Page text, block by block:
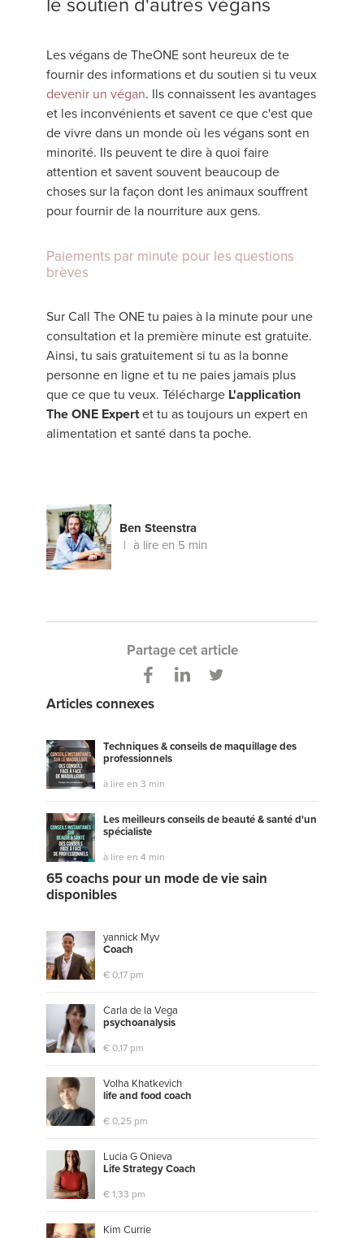
Les végans de TheONE sont heureux de te
fournir des informations et du soutien si tu veux
devenir un végan. Ils connaissent les avantages
et les inconvénients et savent ce que c'est que
de vivre dans un monde où les végans sont en
minorité. Ils peuvent te dire à quoi faire
attention et savent souvent beaucoup de
choses sur la façon dont les animaux souffrent
pour fournir de la nourriture aux gens.
Paiements par minute pour les questions
brèves
Sur Call The ONE tu paies à la minute pour une
consultation et la première minute est gratuite.
Ainsi, tu sais gratuitement si tu as la bonne
personne en ligne et tu ne paies jamais plus
que ce que tu veux. Télécharge L'application
The ONE Expertet tu as toujours un expert en
alimentation et santé dans ta poche.
Ben Steenstra
à lire en 5 min
Partage cet article
Articles connexes
Techniques & conseils de maquillage des
professionnels
à lire en 3 min
Les meilleurs conseils de beauté & santé d'un
spécialiste
à lire en 4 min
65 coachs pour un mode de vie sain
disponibles
yannick Myv
Coach
€ 0,17 pm
Carla de la Vega
psychoanalysis
€ 0,17 pm
Volha Khatkevich
lifeand food coach
€ 0,25 pm
Lucia G Onieva
LifeStrategyCoach
€ 1,33 pm
Kim Currie